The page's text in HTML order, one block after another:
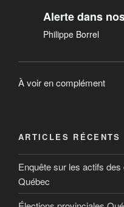
Alerte dans
Philippe Borrel
À voir en complément
ARTICLES RÉCENTS
Enquête sur les actifs
Québec